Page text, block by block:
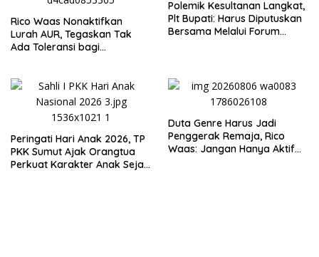
Rico Waas Nonaktifkan
Lurah AUR, Tegaskan Tak
Ada Toleransi bagi
Polemik Kesultanan Langkat,
Plt Bupati: Harus Diputuskan
Bersama Melalui Forum
Peringati Hari Anak 2026, TP
PKK Sumut Ajak Orangtua
Perkuat Karakter Anak Sejak
Duta Genre Harus Jadi
Penggerak Remaja, Rico
Waas: Jangan Hanya Aktif